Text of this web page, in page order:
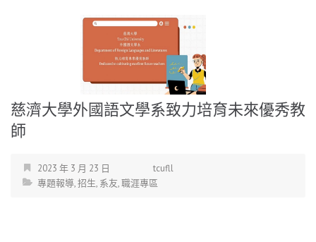
慈濟大學外國語文學系致力培育未來優秀教
師
2023 年 3 月 23 日
tcufll
專題報導,招生, 系友,職涯專區